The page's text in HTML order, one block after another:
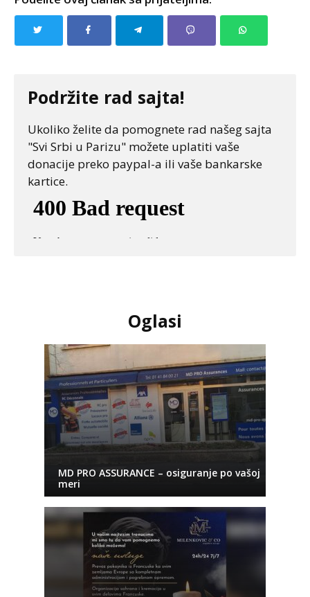
Podržite rad sajta!
Ukoliko želite da pomognete rad našeg sajta
"Svi Srbi u Parizu" možete uplatiti vaše
donacije preko paypal-a ili vaše bankarske
kartice.
Oglasi
MD PRO ASSURANCE – osiguranje po vašoj
meri